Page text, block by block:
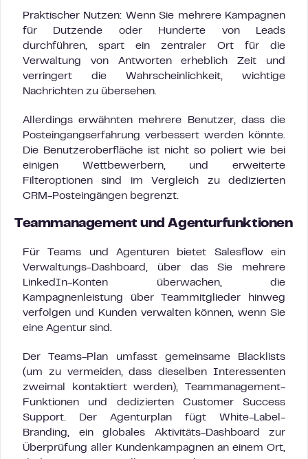
Praktischer Nutzen: Wenn Sie mehrere Kampagnen
für Dutzende oder Hunderte von Leads
durchführen, spart ein zentraler Ort für die
Verwaltung von Antworten erheblich Zeit und
verringert die Wahrscheinlichkeit, wichtige
Nachrichten zu übersehen.
Allerdings erwähnten mehrere Benutzer, dass die
Posteingangserfahrung verbessert werden könnte.
Die Benutzeroberfläche ist nicht so poliert wie bei
einigen Wettbewerbern, und erweiterte
Filteroptionen sind im Vergleich zu dedizierten
CRM-Posteingängen begrenzt.
Teammanagement und Agenturfunktionen
Für Teams und Agenturen bietet Salesflow ein
Verwaltungs-Dashboard, über das Sie mehrere
LinkedIn-Konten überwachen, die
Kampagnenleistung über Teammitglieder hinweg
verfolgen und Kunden verwalten können, wenn Sie
eine Agentur sind.
Der Teams-Plan umfasst gemeinsame Blacklists
(um zu vermeiden, dass dieselben Interessenten
zweimal kontaktiert werden), Teammanagement-
Funktionen und dedizierten Customer Success
Support. Der Agenturplan fügt White-Label-
Branding, ein globales Aktivitäts-Dashboard zur
Überprüfung aller Kundenkampagnen an einem Ort,